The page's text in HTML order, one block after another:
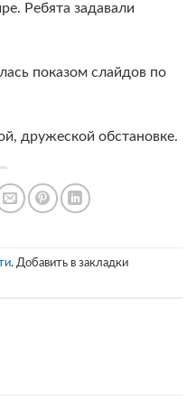
Ребята задавали
показом слайдов по
дружеской обстановке.
. Добавить в закладки